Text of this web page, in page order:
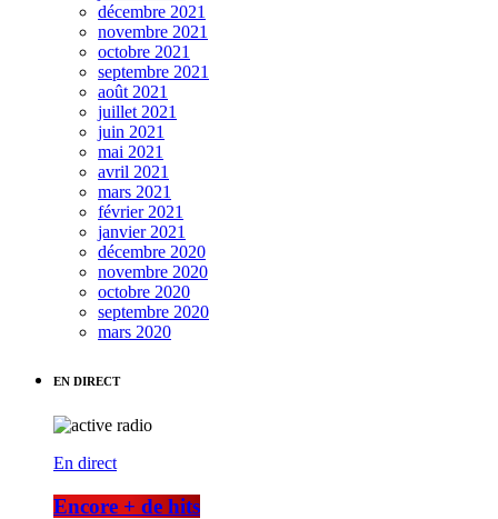
décembre 2021
novembre 2021
octobre 2021
septembre 2021
août 2021
juillet 2021
juin 2021
mai 2021
avril 2021
mars 2021
février 2021
janvier 2021
décembre 2020
novembre 2020
octobre 2020
septembre 2020
mars 2020
EN DIRECT
En direct
Encore + de hits